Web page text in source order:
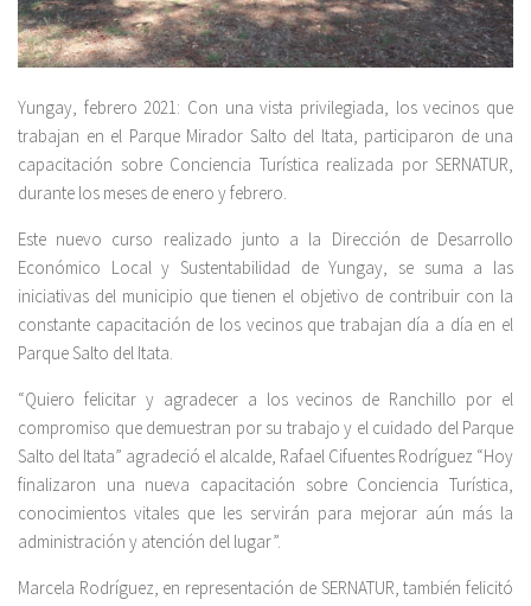
Yungay, febrero 2021: Con una vista privilegiada, los vecinos que
trabajan en el Parque Mirador Salto del Itata, participaron de una
capacitación sobre Conciencia Turística realizada por SERNATUR,
durante los meses de enero y febrero.
Este nuevo curso realizado junto a la Dirección de Desarrollo
Económico Local y Sustentabilidad de Yungay, se suma a las
iniciativas del municipio que tienen el objetivo de contribuir con la
constante capacitación de los vecinos que trabajan día a día en el
Parque Salto del Itata.
“Quiero felicitar y agradecer a los vecinos de Ranchillo por el
compromiso que demuestran por su trabajo y el cuidado del Parque
Salto del Itata” agradeció el alcalde, Rafael Cifuentes Rodríguez “Hoy
finalizaron una nueva capacitación sobre Conciencia Turística,
conocimientos vitales que les servirán para mejorar aún más la
administración y atención del lugar”.
Marcela Rodríguez, en representación de SERNATUR, también felicitó